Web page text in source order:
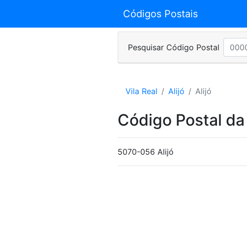
Códigos Postais
Pesquisar Código Postal
Vila Real Alijó Alijó
Código Postal
5070-056 Alijó